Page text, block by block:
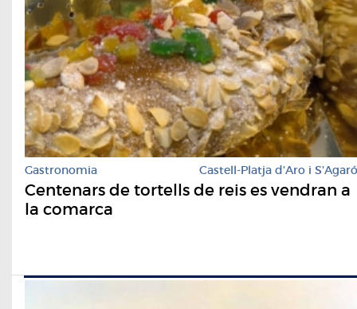
Gastronomia Castell-Platja d'Aro i S'Agaró
Centenars de tortells de reis es vendran a
la comarca